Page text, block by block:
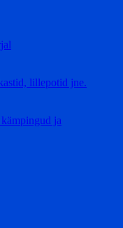
lillepotid jne.
ja